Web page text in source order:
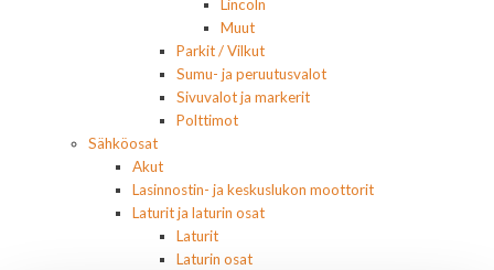
Lincoln
Muut
Parkit / Vilkut
Sumu- ja peruutusvalot
Sivuvalot ja markerit
Polttimot
Sähköosat
Akut
Lasinnostin- ja keskuslukon moottorit
Laturit ja laturin osat
Laturit
Laturin osat